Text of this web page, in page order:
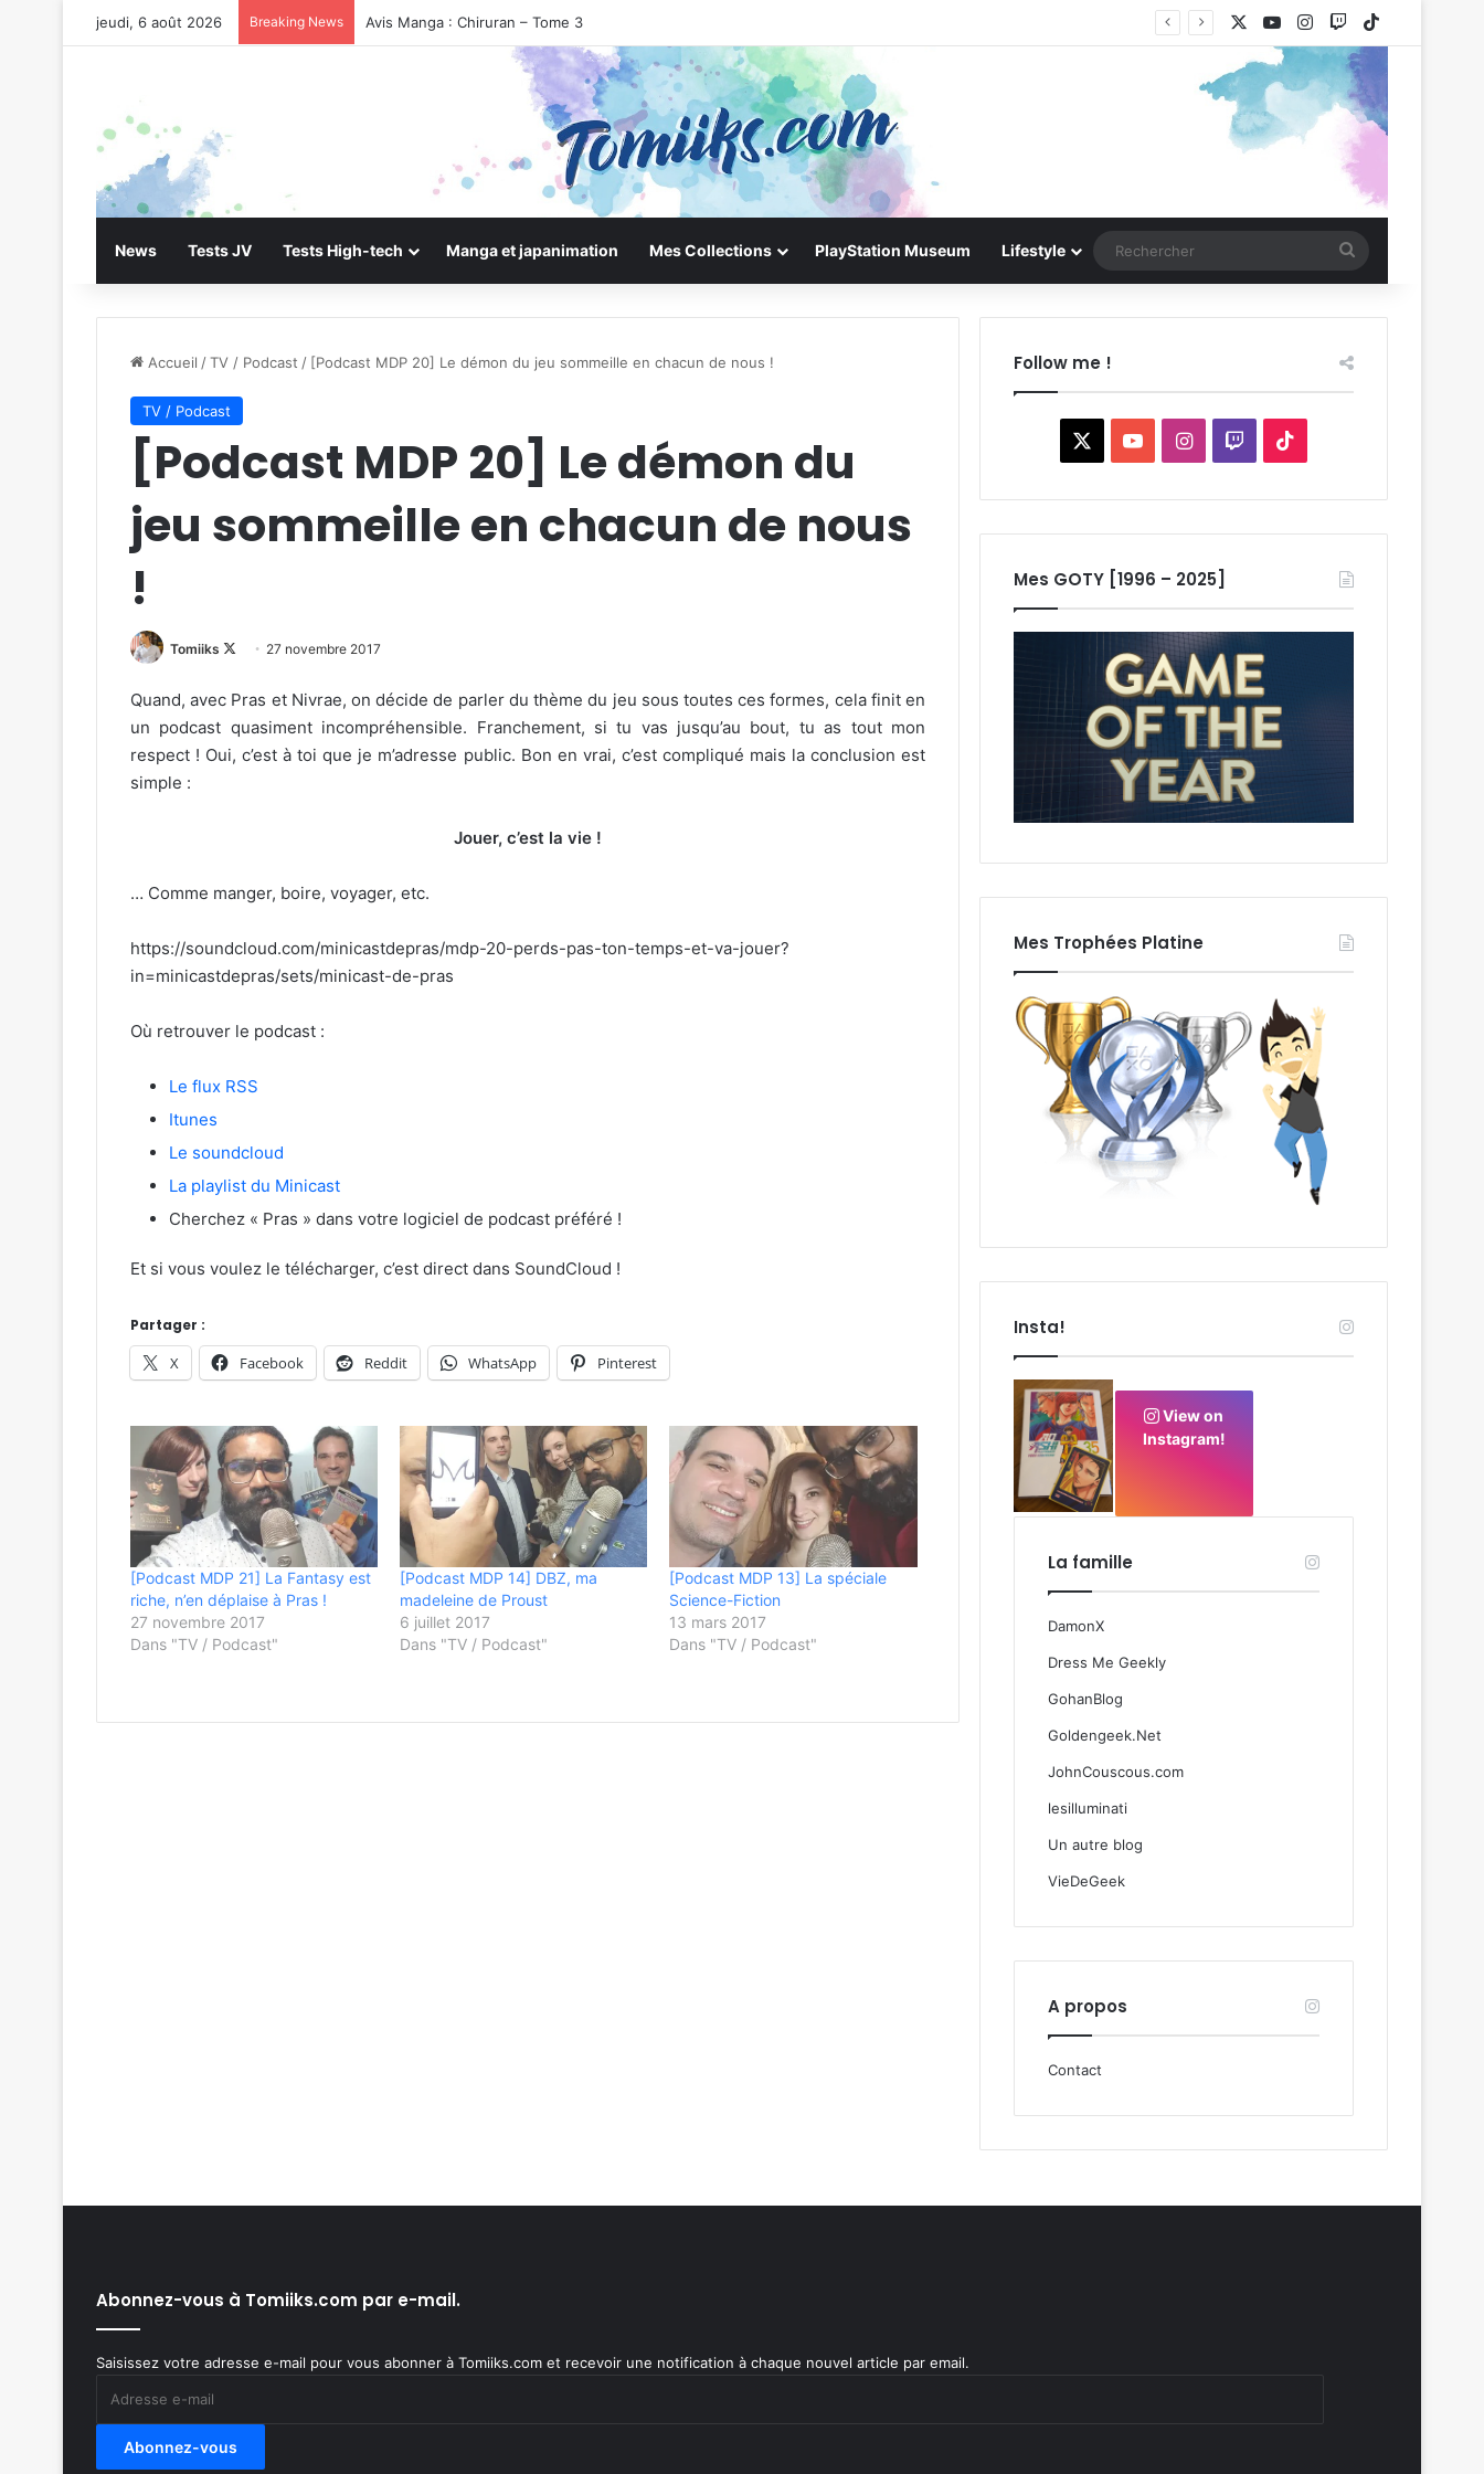
jeudi, 6 août 2026 Breaking News Avis Manga : Chiruran – Tome 3 YouTubeInstagram
Twitch
News Tests JV Tests High-tech Manga et japanimation Mes Collections PlayStation Museum Lifestyle
Accueil /TV / Podcast / [Podcast MDP 20] Le démon du jeu sommeille en chacun de nous !
TV / Podcast
[Podcast MDP 20] Le démon du
jeu sommeille en chacun de nous
!
Tomiiks
Follow
X
27 novembre 2017
Quand, avec Pras et Nivrae, on décide de parler du thème du jeu sous toutes ces formes, cela finit en
un podcast quasiment incompréhensible. Franchement, si tu vas jusqu’au bout, tu as tout mon
respect ! Oui, c’est à toi que je m’adresse public. Bon en vrai, c’est compliqué mais la conclusion est
simple :
Jouer, c’est la vie !
… Comme manger, boire, voyager, etc.
https://soundcloud.com/minicastdepras/mdp-20-perds-pas-ton-temps-et-va-jouer?
in=minicastdepras/sets/minicast-de-pras
Où retrouver le podcast :
Le flux RSS
Itunes
Le soundcloud
La playlist du Minicast
Cherchez « Pras » dans votre logiciel de podcast préféré !
Et si vous voulez le télécharger, c’est direct dans SoundCloud !
Partager :
X Facebook Reddit WhatsApp Pinterest
[Podcast MDP 21] La Fantasy est
riche, n’en déplaise à Pras !
27 novembre 2017
Dans "TV / Podcast"
[Podcast MDP 14] DBZ, ma
madeleine de Proust
6 juillet 2017
Dans "TV / Podcast"
[Podcast MDP 13] La spéciale
Science-Fiction
13 mars 2017
Dans "TV / Podcast"
Follow me !
YouTubeInstagram
Twitch
Mes GOTY [1996 – 2025]
Mes Trophées Platine
Insta!
View on
Instagram!
La famille
DamonX
Dress Me Geekly
GohanBlog
Goldengeek.Net
JohnCouscous.com
lesilluminati
Un autre blog
VieDeGeek
A propos
Contact
Abonnez-vous à Tomiiks.com par e-mail.
Saisissez votre adresse e-mail pour vous abonner à Tomiiks.com et recevoir une notification à chaque nouvel article par email.
Abonnez-vous